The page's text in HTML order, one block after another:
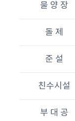
물 양 장
돌 제
준 설
친수시설
부 대 공